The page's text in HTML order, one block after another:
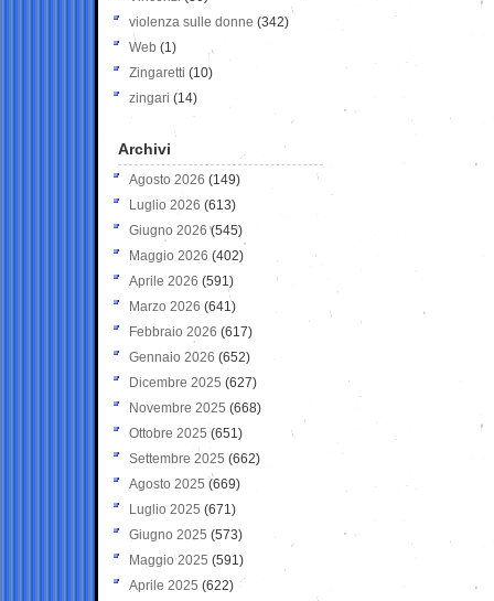
violenza sulle donne (342)
Web (1)
Zingaretti (10)
zingari (14)
Archivi
Agosto 2026 (149)
Luglio 2026 (613)
Giugno 2026 (545)
Maggio 2026 (402)
Aprile 2026 (591)
Marzo 2026 (641)
Febbraio 2026 (617)
Gennaio 2026 (652)
Dicembre 2025 (627)
Novembre 2025 (668)
Ottobre 2025 (651)
Settembre 2025 (662)
Agosto 2025 (669)
Luglio 2025 (671)
Giugno 2025 (573)
Maggio 2025 (591)
Aprile 2025 (622)